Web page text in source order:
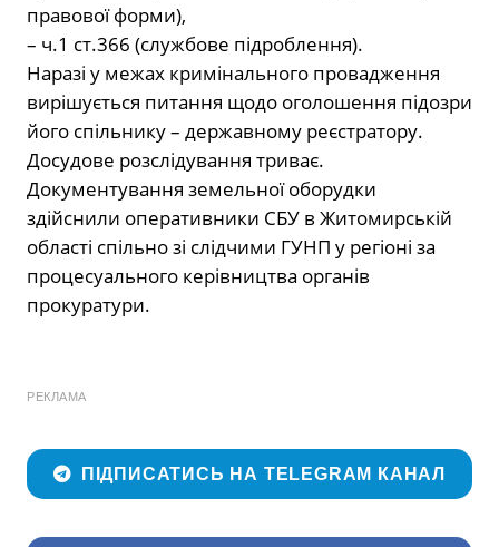
правової форми),
– ч.1 ст.366 (службове підроблення).
Наразі у межах кримінального провадження
вирішується питання щодо оголошення підозри
його спільнику – державному реєстратору.
Досудове розслідування триває.
Документування земельної оборудки
здійснили оперативники СБУ в Житомирській
області спільно зі слідчими ГУНП у регіоні за
процесуального керівництва органів
прокуратури.
РЕКЛАМА
ПІДПИСАТИСЬ НА TELEGRAM КАНАЛ